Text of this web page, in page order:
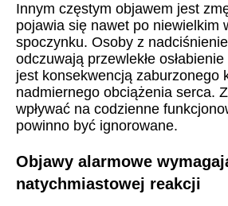
Innym częstym objawem jest
pojawia się nawet po niewielkim
spoczynku. Osoby z
odczuwają przewlekłe
jest konsekwencją zaburzonego
nadmiernego obciążenia serca.
wpływać na codzienne
powinno być ignorowane.
Objawy alarmowe
natychmiastowej reakcji